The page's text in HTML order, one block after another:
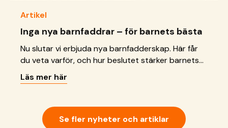
Artikel
Inga nya barnfaddrar – för barnets bästa
Nu slutar vi erbjuda nya barnfadderskap. Här får
du veta varför, och hur beslutet stärker barnets
rättigheter.
Läs mer här
Se fler nyheter och artiklar